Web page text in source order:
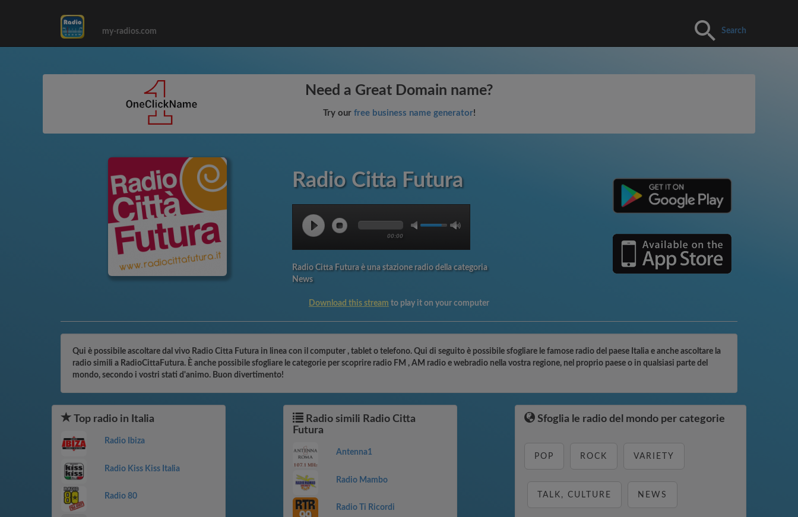
my-radios.com Search
Need a Great Domain name?
Try our free business name generator!
Radio Citta Futura
00:00
Radio Citta Futura è una stazione radio della categoria
News
Download this stream to play it on your computer
Qui è possibile ascoltare dal vivo Radio Citta Futura in linea con il computer , tablet o telefono. Qui di seguito è possibile sfogliare le famose radio del paese Italia e anche ascoltare la
radio simili a RadioCittaFutura. È anche possibile sfogliare le categorie per scoprire radio FM , AM radio e webradio nella vostra regione, nel proprio paese o in qualsiasi parte del
mondo, secondo i vostri stati d'animo. Buon divertimento!
Top radio in Italia
Radio Ibiza
Radio Kiss Kiss Italia
Radio 80
Radio simili Radio Citta
Futura
Antenna1
Radio Mambo
Radio Ti Ricordi
Sfoglia le radio del mondo per categorie
POP ROCK VARIETY
TALK, CULTURE NEWS